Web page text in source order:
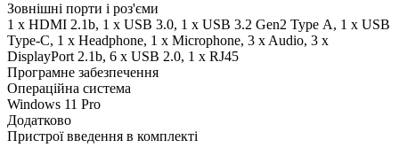
Зовнішні порти і роз'єми
1 x HDMI 2.1b, 1 x USB 3.0, 1 x USB 3.2 Gen2 Type А, 1 x USB
Type-C, 1 x Нeadphone, 1 х Microphone, 3 x Audio, 3 x
DisplayPort 2.1b, 6 x USB 2.0, 1 x RJ45
Програмне забезпечення
Операційна система
Windows 11 Pro
Додатково
Пристрої введення в комплекті